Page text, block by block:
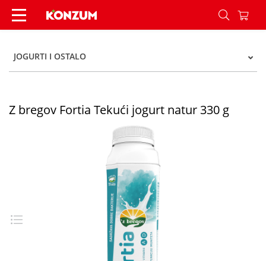
Z bregov Fortia Tekući jogurt natur 330 g -
JOGURTI I OSTALO
Z bregov Fortia Tekući jogurt natur 330 g